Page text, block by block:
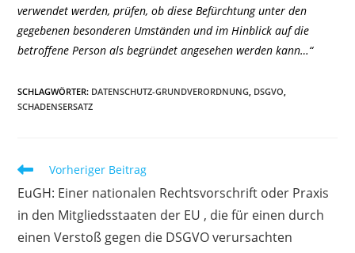
verwendet werden, prüfen, ob diese Befürchtung unter den
gegebenen besonderen Umständen und im Hinblick auf die
betroffene Person als begründet angesehen werden kann…“
SCHLAGWÖRTER: DATENSCHUTZ-GRUNDVERORDNUNG, DSGVO,
SCHADENSERSATZ
Weitere
ansehen
Vorheriger Beitrag
EuGH: Einer nationalen Rechtsvorschrift oder Praxis
in den Mitgliedsstaaten der EU , die für einen durch
einen Verstoß gegen die DSGVO verursachten